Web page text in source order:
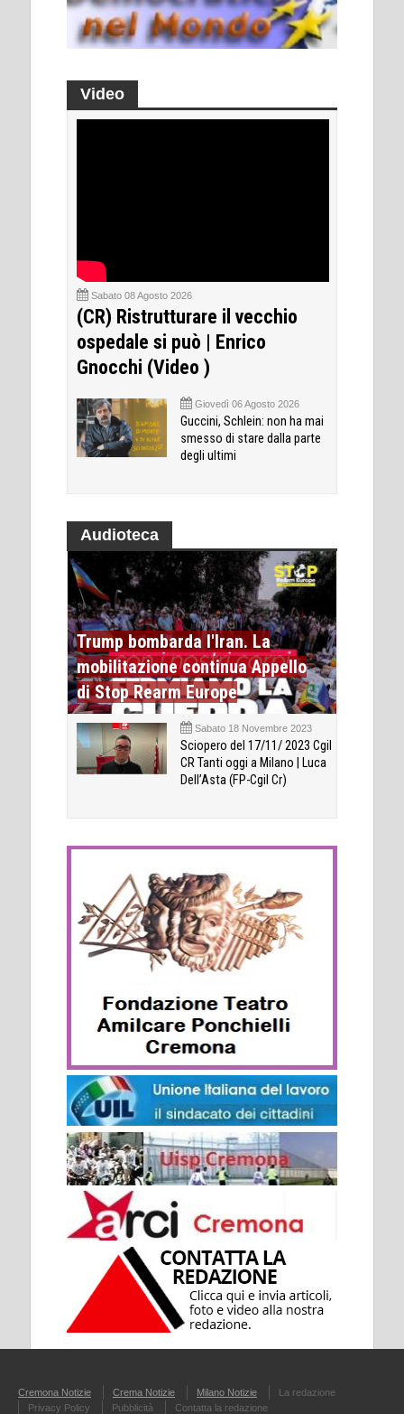
Video
Sabato 08 Agosto 2026
(CR) Ristrutturare il vecchio
ospedale si può | Enrico
Gnocchi (Video )
Giovedì 06 Agosto 2026
Guccini, Schlein: non ha mai
smesso di stare dalla parte
degli ultimi
Audioteca
Trump bombarda l'Iran. La
mobilitazione continua Appello
di Stop Rearm Europe
Sabato 18 Novembre 2023
Sciopero del 17/11/ 2023 Cgil
CR Tanti oggi a Milano | Luca
Dell’Asta (FP-Cgil Cr)
Cremona Notizie Crema Notizie Milano Notizie
La redazione
Privacy Policy
Pubblicità Contatta la redazione